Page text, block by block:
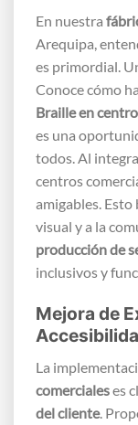
En nuestra
Arequipa,
es primordial.
Conoce cómo
Braille en
es una
todos. Al
centros
amigables. Esto
visual y a la
producción de
inclusivos y
Mejora de
La
comercialeses
del cliente.